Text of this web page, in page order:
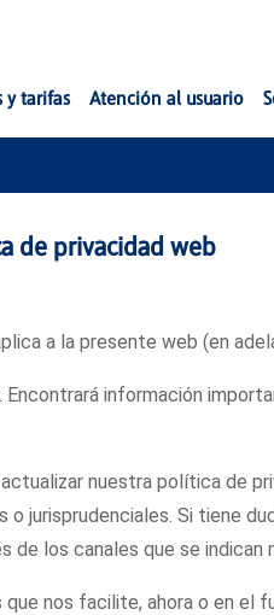
y tarifas Atención al usuario
de privacidad web
a la presente web (en
información
nuestra política de
jurisprudenciales. Si tiene
los canales que se indican
nos facilite, ahora o en el